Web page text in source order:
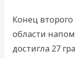
Конец
области
достигла 27